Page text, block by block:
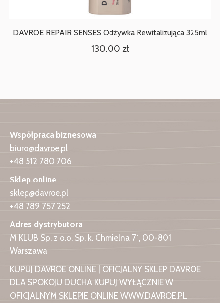
DAVROE REPAIR SENSES Odżywka Rewitalizująca 325ml
130.00 zł
Współpraca biznesowa
biuro@davroe.pl
+48 512 780 706
Sklep online
sklep@davroe.pl
+48 789 757 252
Adres dystrybutora
M KLUB Sp. z o.o. Sp. k. Chmielna 71, 00-801
Warszawa
KUPUJ DAVROE ONLINE | OFICJALNY SKLEP DAVROE
DLA SPOKOJU DUCHA KUPUJ WYŁĄCZNIE W
OFICJALNYM SKLEPIE ONLINE WWW.DAVROE.PL